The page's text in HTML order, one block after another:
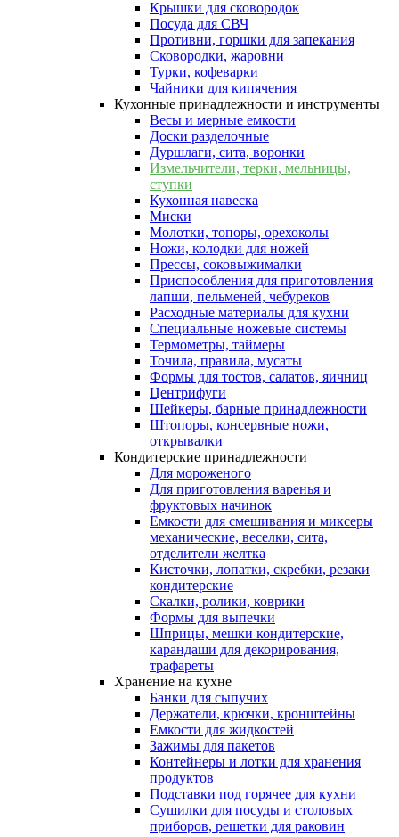
Крышки для сковородок
Посуда для СВЧ
Противни, горшки для запекания
Сковородки, жаровни
Турки, кофеварки
Чайники для кипячения
Кухонные принадлежности и инструменты
Весы и мерные емкости
Доски разделочные
Дуршлаги, сита, воронки
Измельчители, терки, мельницы,
ступки
Кухонная навеска
Миски
Молотки, топоры, орехоколы
Ножи, колодки для ножей
Прессы, соковыжималки
Приспособления для приготовления
лапши, пельменей, чебуреков
Расходные материалы для кухни
Специальные ножевые системы
Термометры, таймеры
Точила, правила, мусаты
Формы для тостов, салатов, яичниц
Центрифуги
Шейкеры, барные принадлежности
Штопоры, консервные ножи,
открывалки
Кондитерские принадлежности
Для мороженого
Для приготовления варенья и
фруктовых начинок
Емкости для смешивания и миксеры
механические, веселки, сита,
отделители желтка
Кисточки, лопатки, скребки, резаки
кондитерские
Скалки, ролики, коврики
Формы для выпечки
Шприцы, мешки кондитерские,
карандаши для декорирования,
трафареты
Хранение на кухне
Банки для сыпучих
Держатели, крючки, кронштейны
Емкости для жидкостей
Зажимы для пакетов
Контейнеры и лотки для хранения
продуктов
Подставки под горячее для кухни
Сушилки для посуды и столовых
приборов, решетки для раковин